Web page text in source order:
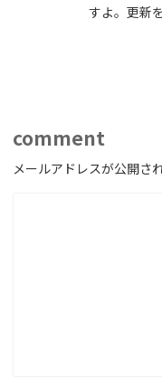
すよ。更新
comment
メールアドレスが公開さ